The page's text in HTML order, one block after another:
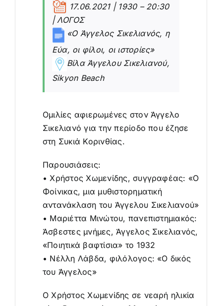
17.06.2021 | 1930 – 20:30
| ΛΟΓΟΣ
«Ο Άγγελος Σικελιανός, η
Εύα, οι φίλοι, οι ιστορίες»
Βίλα Άγγελου Σικελιανού,
Sikyon Beach
Ομιλίες αφιερωμένες στον Άγγελο
Σικελιανό για την περίοδο που έζησε
στη Συκιά Κορινθίας.
Παρουσιάσεις:
• Χρήστος Χωμενίδης, συγγραφέας: «Ο
Φοίνικας, μια μυθιστορηματική
αντανάκλαση του Άγγελου Σικελιανού»
• Μαριέττα Μινώτου, πανεπιστημιακός:
Άσβεστες μνήμες, Άγγελος Σικελιανός,
«Ποιητικά βαφτίσια» το 1932
• Νέλλη Λάβδα, φιλόλογος: «Ο δικός
του Άγγελος»
Ο Χρήστος Χωμενίδης σε νεαρή ηλικία